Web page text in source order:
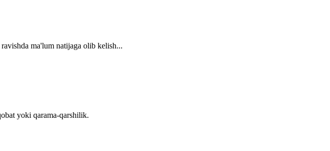
ma'lum natijaga olib kelish...
yoki qarama-qarshilik.